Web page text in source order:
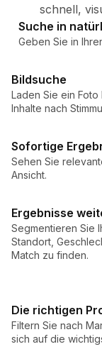
schnell,
Suche in
Geben Sie in
Bildsuche
Laden Sie ein
Inhalte nach
Sofortige
Sehen Sie
Ansicht.
Ergebnisse
Segmentieren Sie
Standort,
Match zu finden.
Die richtigen
Filtern Sie nach
sich auf die